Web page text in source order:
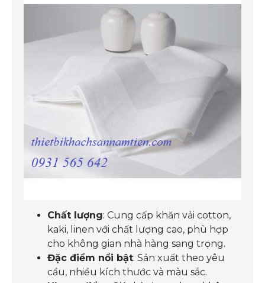
Chất lượng: Cung cấp khăn vải cotton,
kaki, linen với chất lượng cao, phù hợp
cho không gian nhà hàng sang trọng.
Đặc điểm nổi bật: Sản xuất theo yêu
cầu, nhiều kích thước và màu sắc.